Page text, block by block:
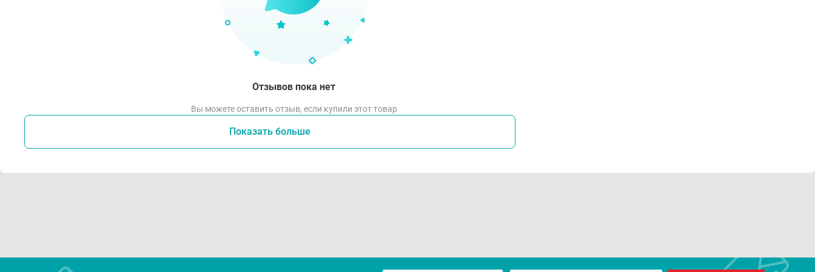
Отзывов пока нет
Вы можете оставить отзыв, если купили этот товар
Показать больше